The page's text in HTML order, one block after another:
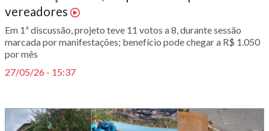
vereadores
Em 1ª discussão, projeto teve 11 votos a 8, durante sessão
marcada por manifestações; benefício pode chegar a R$ 1.050
por mês
27/05/26 - 15:37